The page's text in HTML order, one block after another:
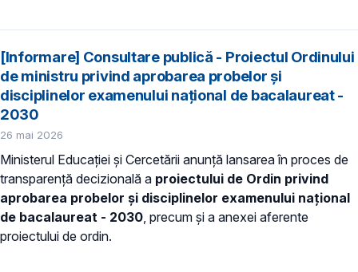
[Informare] Consultare publică - Proiectul Ordinului
de ministru privind aprobarea probelor și
disciplinelor examenului național de bacalaureat -
2030
26 mai 2026
Ministerul Educației și Cercetării anunță lansarea în proces de
transparență decizională a proiectului de Ordin privind
aprobarea probelor și disciplinelor examenului național
de bacalaureat - 2030 , precum și a anexei aferente
proiectului de ordin.